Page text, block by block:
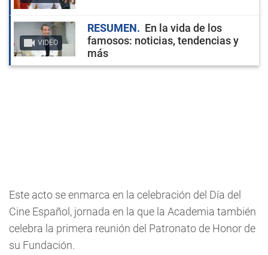
VIDEO
RESUMEN
En la vida de los
famosos: noticias, tendencias y
más
Este acto se enmarca en la celebración del Día del
Cine Español, jornada en la que la Academia también
celebra la primera reunión del Patronato de Honor de
su Fundación.